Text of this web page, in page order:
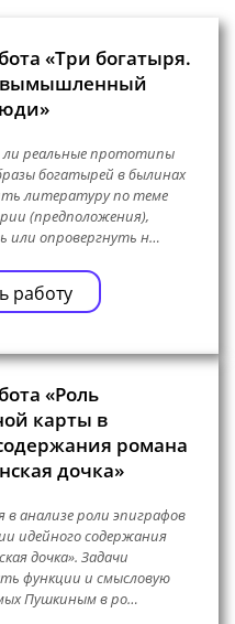
«Три богатыря.
вымышленный
ли реальные прототипы
богатырей в былинах
литературу по теме
(предположения),
или опровергнуть н…
работу
«Роль
карты в
романа
дочка»
в анализе роли эпиграфов
идейного содержания
дочка». Задачи
функции и смысловую
Пушкиным в ро…